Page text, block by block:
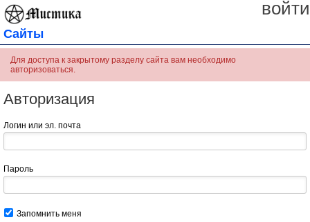
войти
Сайты
Для доступа к закрытому разделу сайта вам необходимо
авторизоваться.
Авторизация
Логин или эл. почта
Пароль
Запомнить меня